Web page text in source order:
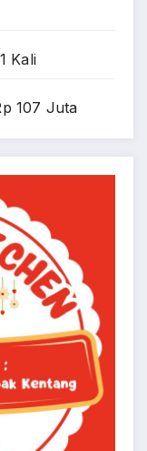
Kali
107 Juta